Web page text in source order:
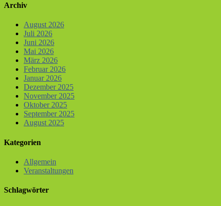
Archiv
August 2026
Juli 2026
Juni 2026
Mai 2026
März 2026
Februar 2026
Januar 2026
Dezember 2025
November 2025
Oktober 2025
September 2025
August 2025
Kategorien
Allgemein
Veranstaltungen
Schlagwörter